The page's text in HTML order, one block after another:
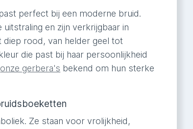
perfect bij een moderne bruid.
en zijn verkrijgbaar in
diep rood, van helder geel tot
die past bij haar persoonlijkheid
onze gerbera's bekend om hun sterke
Ze staan voor vrolijkheid,